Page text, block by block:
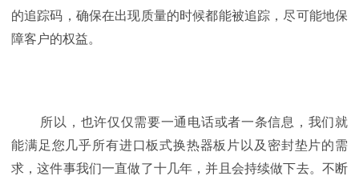
的追踪码，确保在出现质量的时候都能被追踪，尽可能地保
障客户的权益。
所以，也许仅仅需要一通电话或者一条信息，我们就
能满足您几乎所有进口板式换热器板片以及密封垫片的需
求，这件事我们一直做了十几年，并且会持续做下去。不断